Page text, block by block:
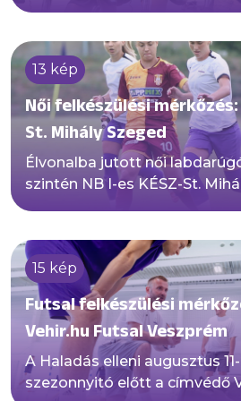
13 kép
Női felkészülési mérkőzés:
St. Mihály Szeged
Élvonalba jutott női
szintén NB I-es KÉSZ-St.
felkészülési mérkőzésen a
15 kép
Futsal felkészülési
Vehir.hu Futsal Veszprém
A Haladás elleni augusztus
szezonnyitó előtt a címvédő